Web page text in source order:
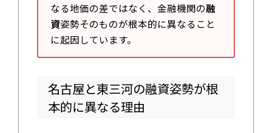
なる地価の差ではなく、金融機関の融
資姿勢そのものが根本的に異なること
に起因しています。
名古屋と東三河の融資姿勢が根
本的に異なる理由